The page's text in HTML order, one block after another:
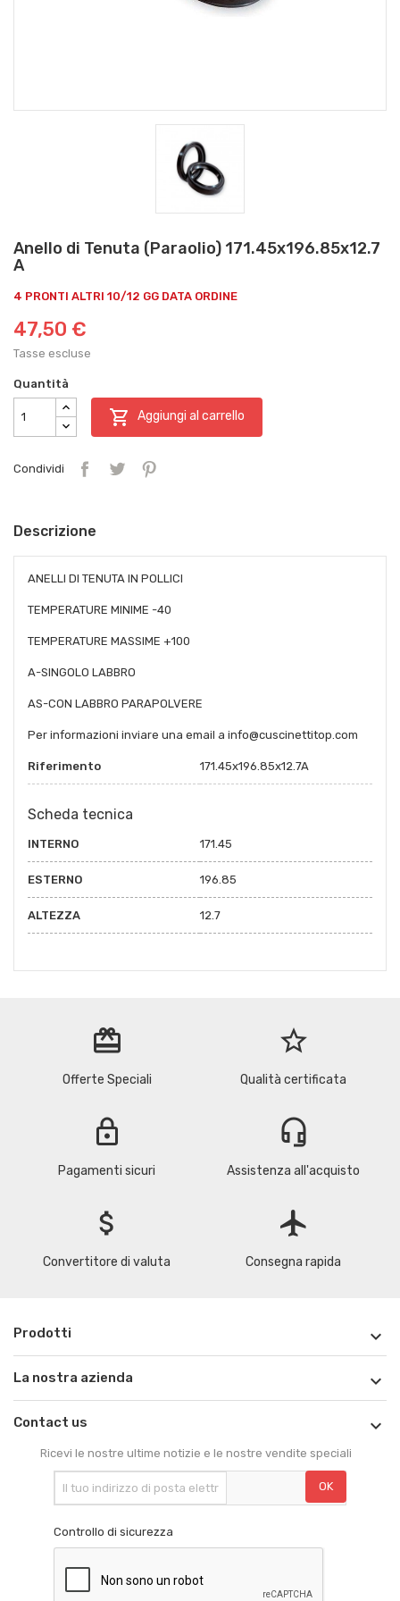
Anello di Tenuta (Paraolio) 171.45x196.85x12.7
A
4 PRONTI ALTRI 10/12 GG DATA ORDINE
47,50 €
Tasse escluse
Quantità
 Aggiungi al carrello
Condividi
Descrizione
ANELLI DI TENUTA IN POLLICI
TEMPERATURE MINIME -40
TEMPERATURE MASSIME +100
A-SINGOLO LABBRO
AS-CON LABBRO PARAPOLVERE
Per informazioni inviare una email a info@cuscinettitop.com
Riferimento 171.45x196.85x12.7A
Scheda tecnica
INTERNO 171.45
ESTERNO 196.85
ALTEZZA 12.7
redeem
Offerte Speciali
star_border
Qualità certificata
lock
Pagamenti sicuri
headset_mic
Assistenza all'acquisto
attach_money
Convertitore di valuta
flight
Consegna rapida
Prodotti 
La nostra azienda 
Contact us 
Ricevi le nostre ultime notizie e le nostre vendite speciali
Controllo di sicurezza